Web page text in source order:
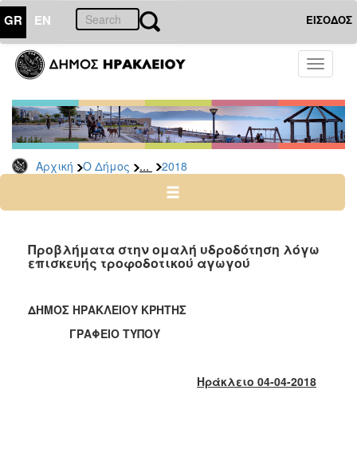
GR EN ΕΙΣΟΔΟΣ
Toggle
Αρχική Ο Δήμος ... 2018
ΔΗΜΟΣ
Δελτία
Τύπου
Αρχείο
2026
2024
2022
2020
2019
Προβλήματα στην ομαλή υδροδότηση λόγω
επισκευής τροφοδοτικού αγωγού
ΔΗΜΟΣ ΗΡΑΚΛΕΙΟΥ ΚΡΗΤΗΣ
ΓΡΑΦΕΙΟ ΤΥΠΟΥ
Ηράκλειο 04-04-2018